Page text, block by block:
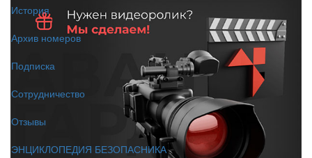
История
Архив номеров
Подписка
Сотрудничество
Отзывы
ЭНЦИКЛОПЕДИЯ БЕЗОПАСНИКА